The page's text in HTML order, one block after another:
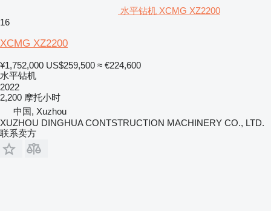
水平钻机 XCMG XZ2200
16
XCMG XZ2200
¥1,752,000 US$259,500 ≈ €224,600
水平钻机
2022
2,200 摩托小时
中国, Xuzhou
XUZHOU DINGHUA CONTSTRUCTION MACHINERY CO., LTD.
联系卖方